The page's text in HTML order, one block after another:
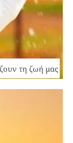
τη ζωή μας